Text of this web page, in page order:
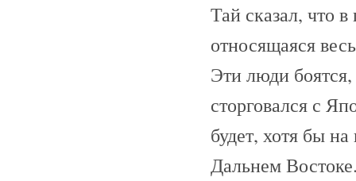
Тай сказал, что
относящаяся
Эти люди
сторговался с
будет, хотя бы
Дальнем